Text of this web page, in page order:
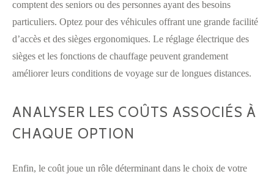
comptent des seniors ou des personnes ayant des besoins
particuliers. Optez pour des véhicules offrant une grande facilité
d’accès et des sièges ergonomiques. Le réglage électrique des
sièges et les fonctions de chauffage peuvent grandement
améliorer leurs conditions de voyage sur de longues distances.
ANALYSER LES COÛTS ASSOCIÉS À
CHAQUE OPTION
Enfin, le coût joue un rôle déterminant dans le choix de votre